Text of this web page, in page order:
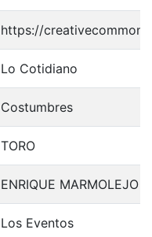
https://
Lo Cotidiano
Costumbres
TORO
ENRIQUE MARMOLEJO
Los Eventos